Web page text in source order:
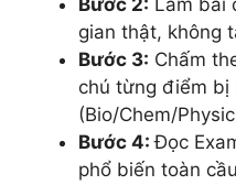
Bước 2: Làm bài
gian thật, không
Bước 3: Chấm
chú từng điểm bị
(Bio/Chem/
Bước 4:Đọc
phổ biến toàn